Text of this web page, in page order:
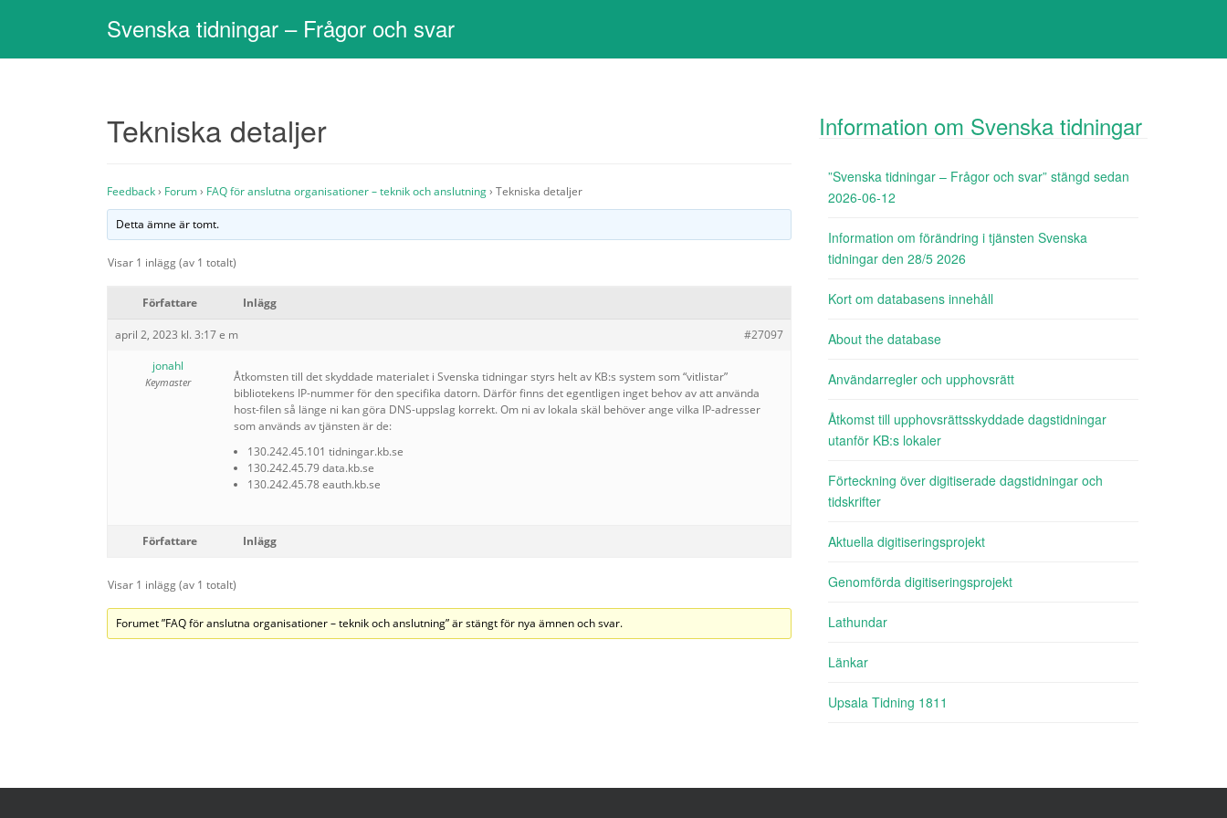
Svenska tidningar – Frågor och svar
Tekniska detaljer
Feedback› Forum› FAQ för anslutna organisationer – teknik och anslutning› Tekniska detaljer
Detta ämne är tomt.
Visar 1 inlägg (av 1 totalt)
Författare Inlägg
april 2, 2023 kl. 3:17 e m
#27097
jonahl
Keymaster
Åtkomsten till det skyddade materialet i Svenska tidningar styrs helt av KB:s system som “vitlistar”
bibliotekens IP-nummer för den specifika datorn. Därför finns det egentligen inget behov av att använda
host-filen så länge ni kan göra DNS-uppslag korrekt. Om ni av lokala skäl behöver ange vilka IP-adresser
som används av tjänsten är de:
130.242.45.101 tidningar.kb.se
130.242.45.79 data.kb.se
130.242.45.78 eauth.kb.se
Författare Inlägg
Visar 1 inlägg (av 1 totalt)
Forumet ”FAQ för anslutna organisationer – teknik och anslutning” är stängt för nya ämnen och svar.
Information om Svenska tidningar
”Svenska tidningar – Frågor och svar” stängd sedan
2026-06-12
Information om förändring i tjänsten Svenska
tidningar den 28/5 2026
Kort om databasens innehåll
About the database
Användarregler och upphovsrätt
Åtkomst till upphovsrättsskyddade dagstidningar
utanför KB:s lokaler
Förteckning över digitiserade dagstidningar och
tidskrifter
Aktuella digitiseringsprojekt
Genomförda digitiseringsprojekt
Lathundar
Länkar
Upsala Tidning 1811